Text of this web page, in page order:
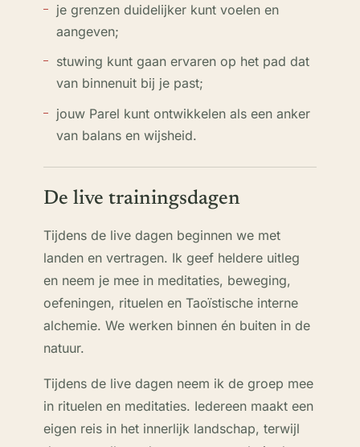
je grenzen duidelijker kunt voelen en
aangeven;
stuwing kunt gaan ervaren op het pad dat
van binnenuit bij je past;
jouw Parel kunt ontwikkelen als een anker
van balans en wijsheid.
De live trainingsdagen
Tijdens de live dagen beginnen we met
landen en vertragen. Ik geef heldere uitleg
en neem je mee in meditaties, beweging,
oefeningen, rituelen en Taoïstische interne
alchemie. We werken binnen én buiten in de
natuur.
Tijdens de live dagen neem ik de groep mee
in rituelen en meditaties. Iedereen maakt een
eigen reis in het innerlijk landschap, terwijl